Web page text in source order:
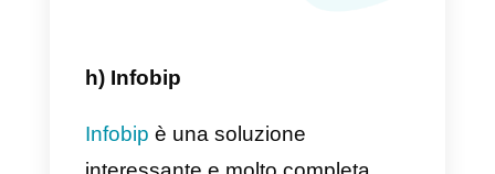
considerazione quando si sceglie